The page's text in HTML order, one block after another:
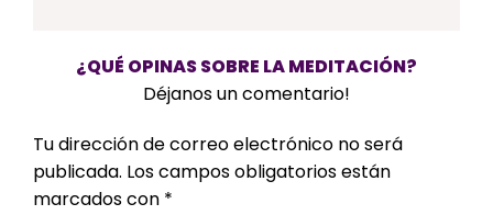
¿QUÉ OPINAS SOBRE LA MEDITACIÓN?
Déjanos un comentario!
Tu dirección de correo electrónico no será
publicada. Los campos obligatorios están
marcados con *